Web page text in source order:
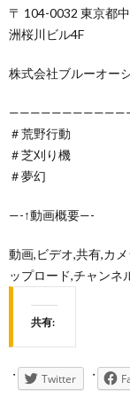
〒 104-0032 東京都
洲桜川ビル4F
株式会社ブルーオー
＃荒野行動
＃芝刈り機
＃夢幻
—-↑動画概要—-
動画,ビデオ,共有,カ
ップロード,チャンネ
共有:
Twitter